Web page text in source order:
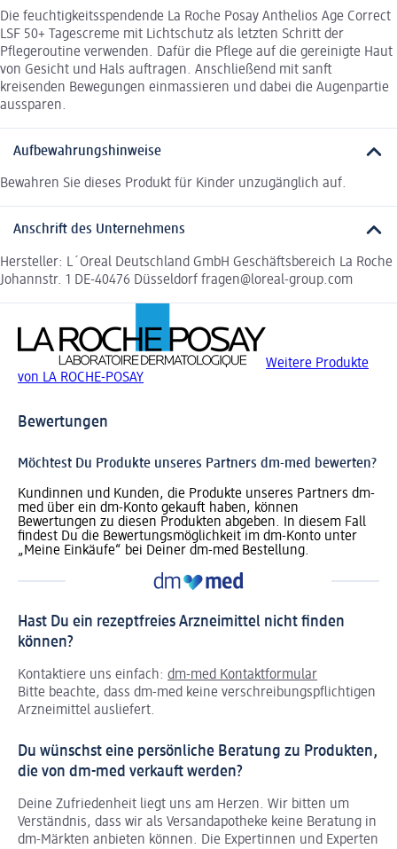
Die feuchtigkeitsspendende La Roche Posay Anthelios Age Correct
LSF 50+ Tagescreme mit Lichtschutz als letzten Schritt der
Pflegeroutine verwenden. Dafür die Pflege auf die gereinigte Haut
von Gesicht und Hals auftragen. Anschließend mit sanft
kreisenden Bewegungen einmassieren und dabei die Augenpartie
aussparen.
Aufbewahrungshinweise
Bewahren Sie dieses Produkt für Kinder unzugänglich auf.
Anschrift des Unternehmens
Hersteller: L´Oreal Deutschland GmbH Geschäftsbereich La Roche
Johannstr. 1 DE-40476 Düsseldorf fragen@loreal-group.com
Weitere Produkte
von LA ROCHE-POSAY
Bewertungen
Möchtest Du Produkte unseres Partners dm-med bewerten?
Kundinnen und Kunden, die Produkte unseres Partners dm-
med über ein dm-Konto gekauft haben, können
Bewertungen zu diesen Produkten abgeben. In diesem Fall
findest Du die Bewertungsmöglichkeit im dm-Konto unter
„Meine Einkäufe“ bei Deiner dm-med Bestellung.
Hast Du ein rezeptfreies Arzneimittel nicht finden
können?
Kontaktiere uns einfach: dm-med Kontaktformular
Bitte beachte, dass dm-med keine verschreibungspflichtigen
Arzneimittel ausliefert.
Du wünschst eine persönliche Beratung zu Produkten,
die von dm-med verkauft werden?
Deine Zufriedenheit liegt uns am Herzen. Wir bitten um
Verständnis, dass wir als Versandapotheke keine Beratung in
dm-Märkten anbieten können. Die Expertinnen und Experten